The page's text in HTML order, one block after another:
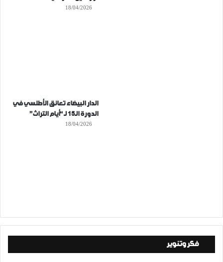
18/04/2026
الدار البيضاء تعانق الأطلسي في
الدورة الـ15 لـ “أيام التراث”
18/04/2026
فكر وتنوير